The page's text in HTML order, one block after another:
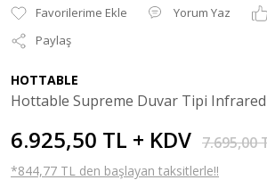
Yorum Yaz
Paylaş
HOTTABLE
Hottable Supreme Duvar Tipi Infrared
6.925,50 TL + KDV 7.695,00
*844,77 TL den başlayan taksitlerle!!